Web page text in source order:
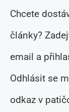
Chcete
články?
email a
Odhlásit se
odkaz v